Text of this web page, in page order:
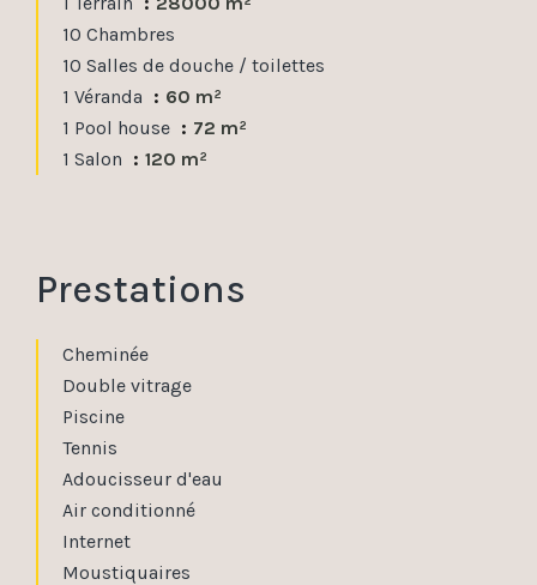
10 Chambres
10 Salles de douche / toilettes
1 Véranda
60 m²
1 Pool house
72 m²
1 Salon
120 m²
Prestations
Cheminée
Double vitrage
Piscine
Tennis
Adoucisseur d'eau
Air conditionné
Internet
Moustiquaires